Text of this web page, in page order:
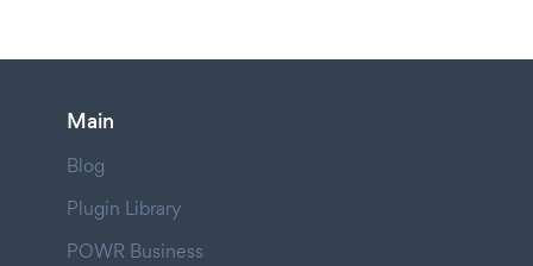
Main
Blog
Plugin Library
POWR Business